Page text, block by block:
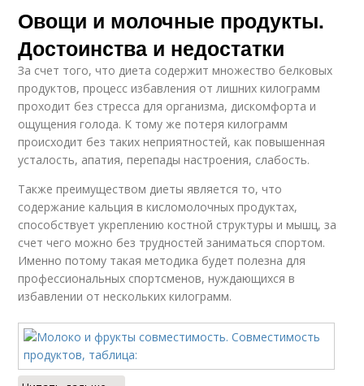
Овощи и молочные продукты.
Достоинства и недостатки
За счет того, что диета содержит множество белковых
продуктов, процесс избавления от лишних килограмм
проходит без стресса для организма, дискомфорта и
ощущения голода. К тому же потеря килограмм
происходит без таких неприятностей, как повышенная
усталость, апатия, перепады настроения, слабость.
Также преимуществом диеты является то, что
содержание кальция в кисломолочных продуктах,
способствует укреплению костной структуры и мышц, за
счет чего можно без трудностей заниматься спортом.
Именно потому такая методика будет полезна для
профессиональных спортсменов, нуждающихся в
избавлении от нескольких килограмм.